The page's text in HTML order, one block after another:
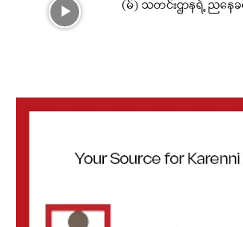
(မ်) သတင်းဌာနရဲ့ ညနေ